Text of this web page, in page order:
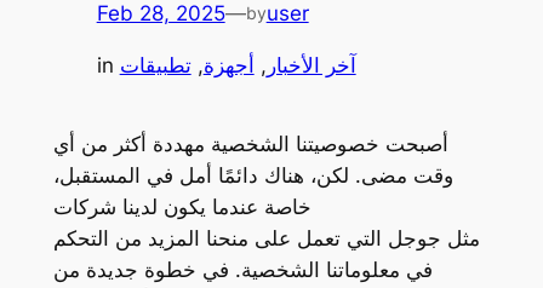
Feb 28, 2025—byuser
in آخر الأخبار , أجهزة, تطبيقات
أصبحت خصوصيتنا الشخصية مهددة أكثر من أي
وقت مضى. لكن، هناك دائمًا أمل في المستقبل،
خاصة عندما يكون لدينا شركات
مثل جوجل التي تعمل على منحنا المزيد من التحكم
في معلوماتنا الشخصية. في خطوة جديدة من